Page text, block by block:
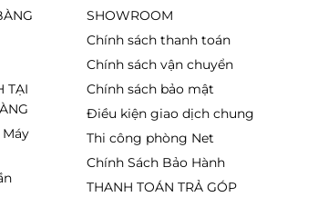
TẠI
SHOWROOM
Chính sách thanh toán
Chính sách vận chuyển
Chính sách bảo mật
Điều kiện giao dịch chung
Thi công phòng Net
Chính Sách Bảo Hành
THANH TOÁN TRẢ GÓP